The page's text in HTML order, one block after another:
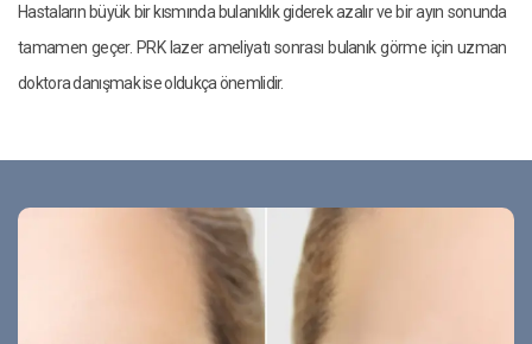
Hastaların büyük bir kısmında bulanıklık giderek azalır ve bir ayın sonunda
tamamen geçer. PRK lazer ameliyatı sonrası bulanık görme için uzman
doktora danışmak ise oldukça önemlidir.